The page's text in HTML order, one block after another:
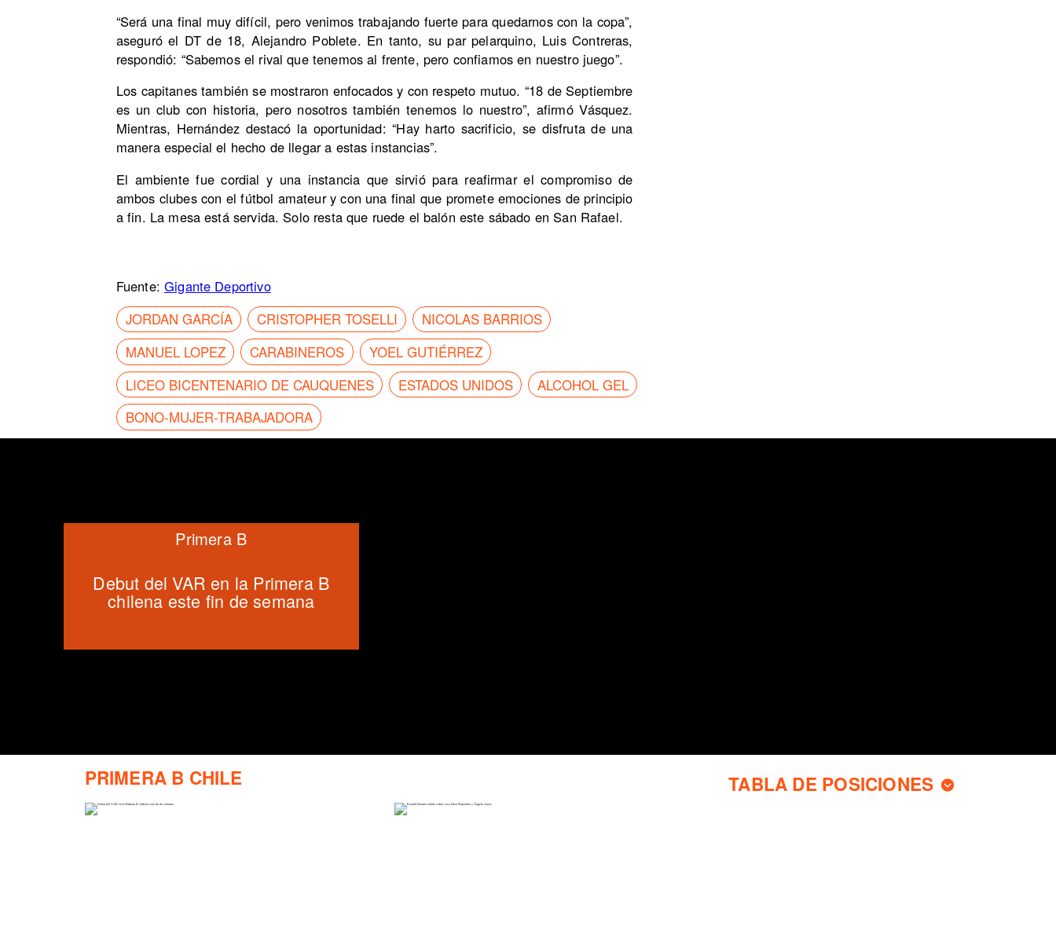
“Será una final muy difícil, pero venimos trabajando fuerte para quedarnos con la copa”,
aseguró el DT de 18, Alejandro Poblete. En tanto, su par pelarquino, Luis Contreras,
respondió: “Sabemos el rival que tenemos al frente, pero confiamos en nuestro juego”.
Los capitanes también se mostraron enfocados y con respeto mutuo. “18 de Septiembre
es un club con historia, pero nosotros también tenemos lo nuestro”, afirmó Vásquez.
Mientras, Hernández destacó la oportunidad: “Hay harto sacrificio, se disfruta de una
manera especial el hecho de llegar a estas instancias”.
El ambiente fue cordial y una instancia que sirvió para reafirmar el compromiso de
ambos clubes con el fútbol amateur y con una final que promete emociones de principio
a fin. La mesa está servida. Solo resta que ruede el balón este sábado en San Rafael.
Fuente:Gigante Deportivo
JORDAN GARCÍA
CRISTOPHER TOSELLI
NICOLAS BARRIOS
MANUEL LOPEZ
CARABINEROS
YOEL GUTIÉRREZ
LICEO BICENTENARIO DE CAUQUENES
ESTADOS UNIDOS
ALCOHOL GEL
BONO-MUJER-TRABAJADORA
Debut del VAR en la Primera B
chilena este fin de semana
Primera B
PRIMERA B CHILE TABLA DE POSICIONES